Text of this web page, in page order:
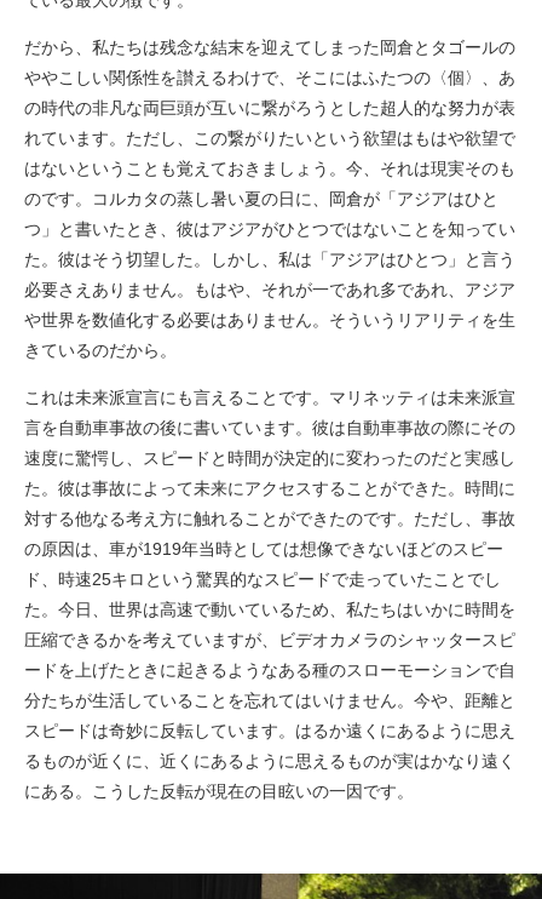
だから、私たちは残念な結末を迎えてしまった岡倉とタゴールの
ややこしい関係性を讃えるわけで、そこにはふたつの〈個〉、あ
の時代の非凡な両巨頭が互いに繋がろうとした超人的な努力が表
れています。ただし、この繋がりたいという欲望はもはや欲望で
はないということも覚えておきましょう。今、それは現実そのも
のです。コルカタの蒸し暑い夏の日に、岡倉が「アジアはひと
つ」と書いたとき、彼はアジアがひとつではないことを知ってい
た。彼はそう切望した。しかし、私は「アジアはひとつ」と言う
必要さえありません。もはや、それが一であれ多であれ、アジア
や世界を数値化する必要はありません。そういうリアリティを生
きているのだから。
これは未来派宣言にも言えることです。マリネッティは未来派宣
言を自動車事故の後に書いています。彼は自動車事故の際にその
速度に驚愕し、スピードと時間が決定的に変わったのだと実感し
た。彼は事故によって未来にアクセスすることができた。時間に
対する他なる考え方に触れることができたのです。ただし、事故
の原因は、車が1919年当時としては想像できないほどのスピー
ド、時速25キロという驚異的なスピードで走っていたことでし
た。今日、世界は高速で動いているため、私たちはいかに時間を
圧縮できるかを考えていますが、ビデオカメラのシャッタースピ
ードを上げたときに起きるようなある種のスローモーションで自
分たちが生活していることを忘れてはいけません。今や、距離と
スピードは奇妙に反転しています。はるか遠くにあるように思え
るものが近くに、近くにあるように思えるものが実はかなり遠く
にある。こうした反転が現在の目眩いの一因です。